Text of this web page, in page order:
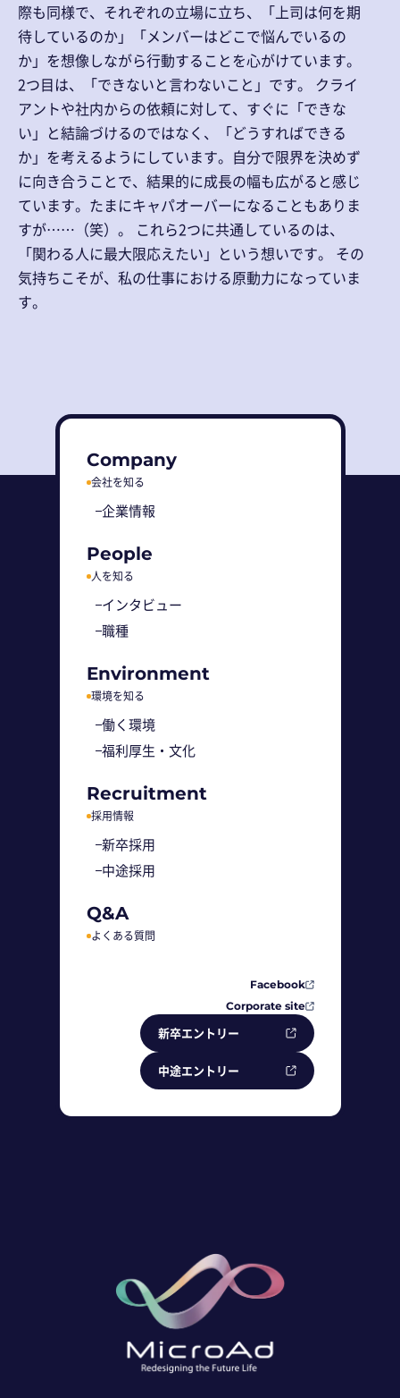
際も同様で、それぞれの立場に立ち、「上司は何を期
待しているのか」「メンバーはどこで悩んでいるの
か」を想像しながら行動することを心がけています。
2つ目は、「できないと言わないこと」です。 クライ
アントや社内からの依頼に対して、すぐに「できな
い」と結論づけるのではなく、「どうすればできる
か」を考えるようにしています。自分で限界を決めず
に向き合うことで、結果的に成長の幅も広がると感じ
ています。たまにキャパオーバーになることもありま
すが……（笑）。 これら2つに共通しているのは、
「関わる人に最大限応えたい」という想いです。 その
気持ちこそが、私の仕事における原動力になっていま
す。
Company
会社を知る
企業情報
People
人を知る
インタビュー
職種
Environment
環境を知る
働く環境
福利厚生・文化
Recruitment
採用情報
新卒採用
中途採用
Q&A
よくある質問
Facebook
Corporate site
新卒エントリー
中途エントリー